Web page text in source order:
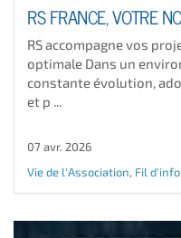
RS FRANCE, VOTRE
RS accompagne vos
optimale Dans un
constante évolution,
et p ...
07 avr. 2026
Vie de l'Association, Fil d'info